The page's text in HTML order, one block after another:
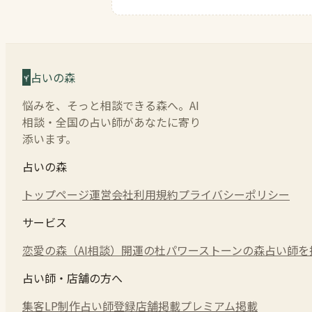
占いの森
悩みを、そっと相談できる森へ。AI
相談・全国の占い師があなたに寄り
添います。
占いの森
トップページ運営会社利用規約プライバシーポリシー
サービス
恋愛の森（AI相談） 開運の杜パワーストーンの森占い師
占い師・店舗の方へ
集客LP制作占い師登録店舗掲載プレミアム掲載